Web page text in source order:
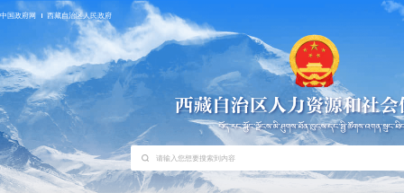
中国政府网 西藏自治区人民政府